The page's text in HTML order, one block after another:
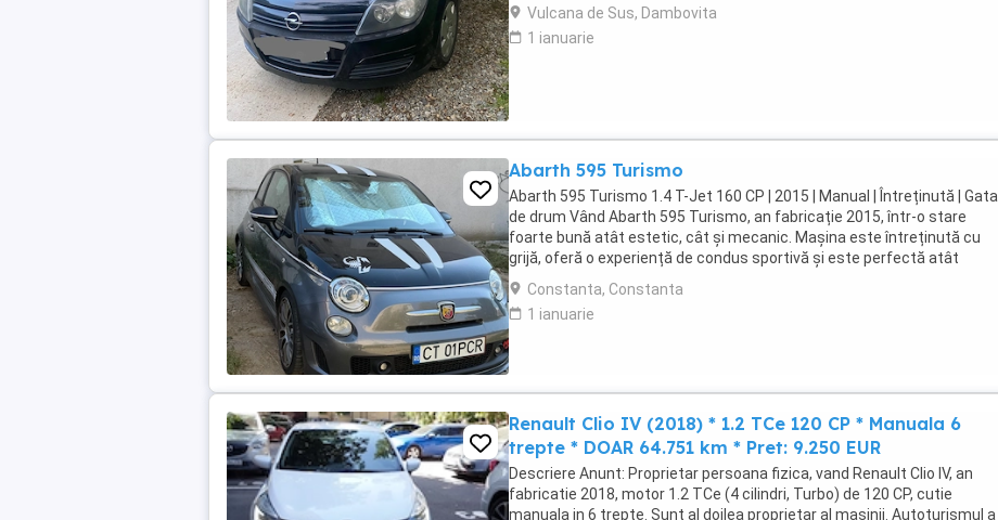
Vulcana de Sus, Dambovita
1 ianuarie
Abarth 595 Turismo
Abarth 595 Turismo 1.4 T-Jet 160 CP | 2015 | Manual | Întreținută | Gata
de drum Vând Abarth 595 Turismo, an fabricație 2015, într-o stare
foarte bună atât estetic, cât și mecanic. Mașina este întreținută cu
grijă, oferă o experiență de condus sportivă și este perfectă atât
pentru oraș, cât și pentru ...
Constanta, Constanta
1 ianuarie
Renault Clio IV (2018) * 1.2 TCe 120 CP * Manuala 6
trepte * DOAR 64.751 km * Pret: 9.250 EUR
Descriere Anunt: Proprietar persoana fizica, vand Renault Clio IV, an
fabricatie 2018, motor 1.2 TCe (4 cilindri, Turbo) de 120 CP, cutie
manuala in 6 trepte. Sunt al doilea proprietar al masinii. Autoturismul a